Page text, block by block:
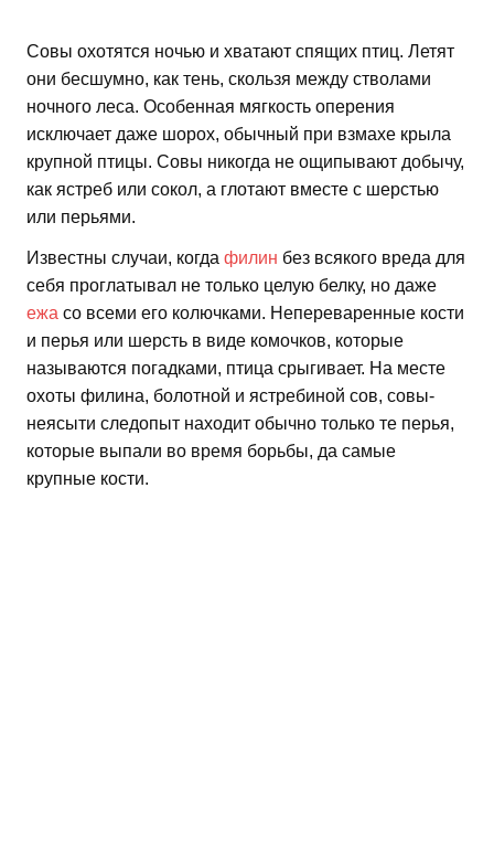
Совы охотятся ночью и хватают спящих птиц. Летят
они бесшумно, как тень, скользя между стволами
ночного леса. Особенная мягкость оперения
исключает даже шорох, обычный при взмахе крыла
крупной птицы. Совы никогда не ощипывают добычу,
как ястреб или сокол, а глотают вместе с шерстью
или перьями.
Известны случаи, когда филин без всякого вреда для
себя проглатывал не только целую белку, но даже
ежа со всеми его колючками. Непереваренные кости
и перья или шерсть в виде комочков, которые
называются погадками, птица срыгивает. На месте
охоты филина, болотной и ястребиной сов, совы-
неясыти следопыт находит обычно только те перья,
которые выпали во время борьбы, да самые
крупные кости.